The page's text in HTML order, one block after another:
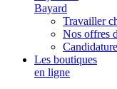
Bayard
Travailler
Nos offres
Les boutiques
en ligne